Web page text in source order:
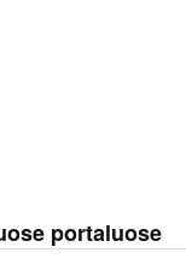
portaluose